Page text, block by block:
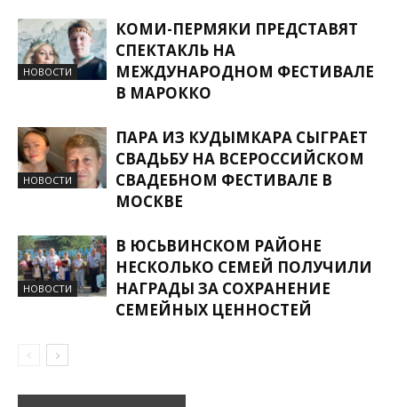
НОВОСТИ
КОМИ-ПЕРМЯКИ ПРЕДСТАВЯТ
СПЕКТАКЛЬ НА
МЕЖДУНАРОДНОМ ФЕСТИВАЛЕ
В МАРОККО
НОВОСТИ
ПАРА ИЗ КУДЫМКАРА СЫГРАЕТ
СВАДЬБУ НА ВСЕРОССИЙСКОМ
СВАДЕБНОМ ФЕСТИВАЛЕ В
МОСКВЕ
НОВОСТИ
В ЮСЬВИНСКОМ РАЙОНЕ
НЕСКОЛЬКО СЕМЕЙ ПОЛУЧИЛИ
НАГРАДЫ ЗА СОХРАНЕНИЕ
СЕМЕЙНЫХ ЦЕННОСТЕЙ